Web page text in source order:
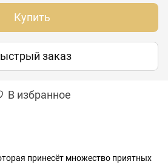
Купить
заказ
В избранное
принесёт множество приятных